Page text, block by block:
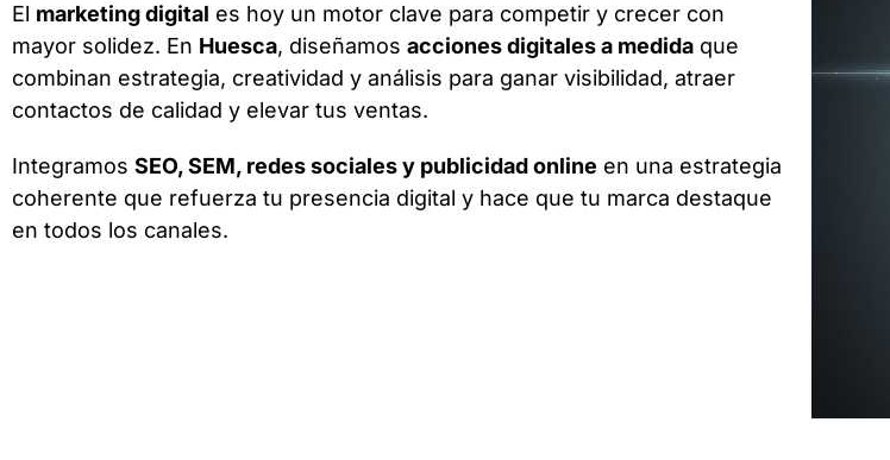
El marketing digital es hoy un motor clave para competir y crecer con
mayor solidez. En Huesca, diseñamos acciones digitales a medida que
combinan estrategia, creatividad y análisis para ganar visibilidad, atraer
contactos de calidad y elevar tus ventas.
Integramos SEO, SEM, redes sociales y publicidad online en una estrategia
coherente que refuerza tu presencia digital y hace que tu marca destaque
en todos los canales.